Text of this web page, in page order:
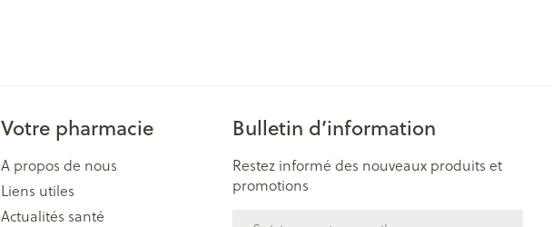
Votre pharmacie
A propos de nous
Liens utiles
Actualités santé
Bulletin d’information
Restez informé des nouveaux produits et
promotions